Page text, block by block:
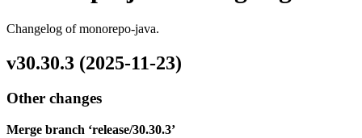
Changelog of monorepo-java.
v30.30.3 (2025-11-23)
Other changes
Merge branch ‘release/30.30.3’